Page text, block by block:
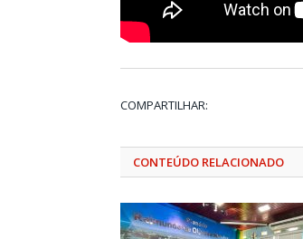
COMPARTILHAR:
CONTEÚDO RELACIONADO